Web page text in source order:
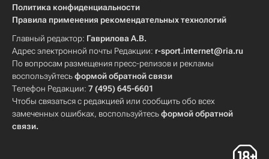
Политика конфиденциальности
Правила применения рекомендательных технологий
Главный редактор: Гаврилова А.В.
Адрес электронной почты Редакции: r-sport.internet@ria.ru
По вопросам размещения пресс-релизов и рекламы
воспользуйтесьформой обратной связи
Телефон Редакции: 7 (495) 645-6601
Чтобы связаться с редакцией или сообщить обо всех
замеченных ошибках, воспользуйтесьформой обратной
связи.